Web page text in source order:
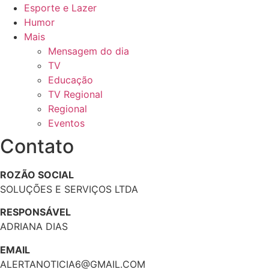
Esporte e Lazer
Humor
Mais
Mensagem do dia
TV
Educação
TV Regional
Regional
Eventos
Contato
ROZÃO SOCIAL
SOLUÇÕES E SERVIÇOS LTDA
RESPONSÁVEL
ADRIANA DIAS
EMAIL
ALERTANOTICIA6@GMAIL.COM